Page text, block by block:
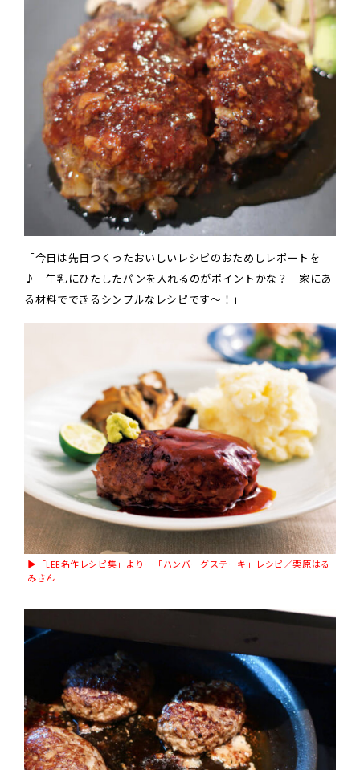
「今日は先日つくったおいしいレシピのおためしレポートを
♪ 牛乳にひたしたパンを入れるのがポイントかな？ 家にあ
る材料でできるシンプルなレシピです～！」
▶︎「LEE名作レシピ集」よりー「ハンバーグステーキ」レシピ／栗原はる
みさん